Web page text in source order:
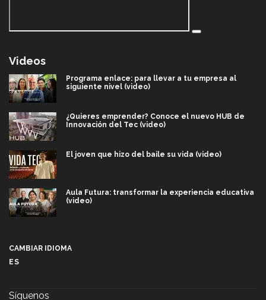
Videos
Programa enlace: para llevar a tu empresa al
siguiente nivel (video)
¿Quieres emprender? Conoce el nuevo HUB de
Innovación del Tec (video)
El joven que hizo del baile su vida (video)
Aula Futura: transformar la experiencia educativa
(video)
CAMBIAR IDIOMA
ES
Síguenos